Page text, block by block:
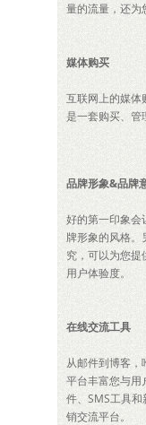
量的流量，还为
媒体购买
互联网上的媒体
是一套购买、管
品牌形象&品牌
好的第一印象会
牌形象的风格
究，可以为您提
用户体验度。
在线交流工具
从邮件到博客
平台丰富您与用
件、SMS工具
销交流平台。